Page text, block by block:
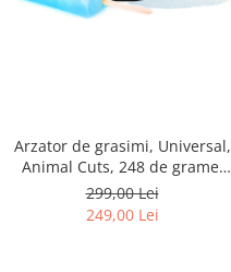
Arzator de grasimi, Universal,
Animal Cuts, 248 de grame,
pudra
299,00 Lei
249,00 Lei